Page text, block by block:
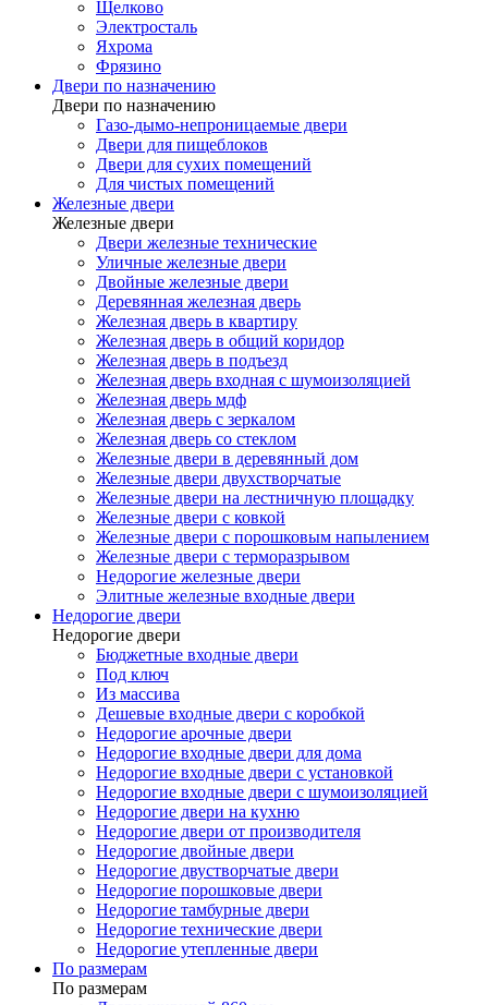
Щелково
Электросталь
Яхрома
Фрязино
Двери по назначению
Двери по назначению
Газо-дымо-непроницаемые двери
Двери для пищеблоков
Двери для сухих помещений
Для чистых помещений
Железные двери
Железные двери
Двери железные технические
Уличные железные двери
Двойные железные двери
Деревянная железная дверь
Железная дверь в квартиру
Железная дверь в общий коридор
Железная дверь в подъезд
Железная дверь входная с шумоизоляцией
Железная дверь мдф
Железная дверь с зеркалом
Железная дверь со стеклом
Железные двери в деревянный дом
Железные двери двухстворчатые
Железные двери на лестничную площадку
Железные двери с ковкой
Железные двери с порошковым напылением
Железные двери с терморазрывом
Недорогие железные двери
Элитные железные входные двери
Недорогие двери
Недорогие двери
Бюджетные входные двери
Под ключ
Из массива
Дешевые входные двери с коробкой
Недорогие арочные двери
Недорогие входные двери для дома
Недорогие входные двери с установкой
Недорогие входные двери с шумоизоляцией
Недорогие двери на кухню
Недорогие двери от производителя
Недорогие двойные двери
Недорогие двустворчатые двери
Недорогие порошковые двери
Недорогие тамбурные двери
Недорогие технические двери
Недорогие утепленные двери
По размерам
По размерам